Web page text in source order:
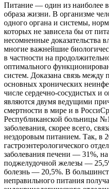
Питание — один из наиболее
образа жизни. В организме
одного органа и системы,
которых не зависела бы от
несомненные доказательства
многие важнейшие
в частности на
оптимального
систем. Доказана связь между
основных хронических
числе сердечно-сосудистых и
являются двумя ведущими
смертности в мире и в
Республиканской больницы
заболевания, скорее всего,
нездоровым питанием. Так, в
гастроэнтерологического
заболевания печени — 31%,
поджелудочной железы —
болезнь — 20,5%. В
неправильного питания